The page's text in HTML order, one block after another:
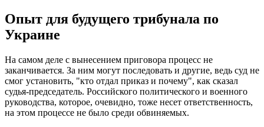
Опыт для будущего трибунала по
Украине
На самом деле с вынесением приговора процесс не
заканчивается. За ним могут последовать и другие, ведь суд не
смог установить, "кто отдал приказ и почему", как сказал
судья-председатель. Российского политического и военного
руководства, которое, очевидно, тоже несет ответственность,
на этом процессе не было среди обвиняемых.